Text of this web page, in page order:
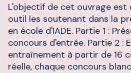
L'objectif de cet ouvrage
outil les soutenant dans la
en école d'IADE. Partie 1 :
concours d'entrée. Partie 2 :
entraînement à partir de 16
réelle, chaque concours